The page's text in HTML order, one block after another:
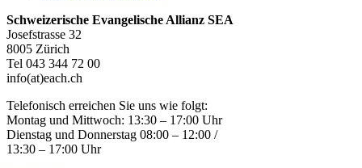
Schweizerische Evangelische Allianz SEA
Josefstrasse 32
8005 Zürich
Tel 043 344 72 00
info(at)each.ch
Telefonisch erreichen Sie uns wie folgt:
Montag und Mittwoch: 13:30 – 17:00 Uhr
Dienstag und Donnerstag 08:00 – 12:00 /
13:30 – 17:00 Uhr